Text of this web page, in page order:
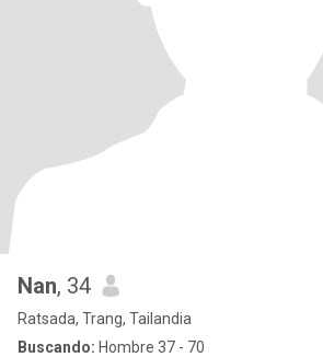
Nan, 34
Ratsada, Trang, Tailandia
Buscando: Hombre 37 - 70